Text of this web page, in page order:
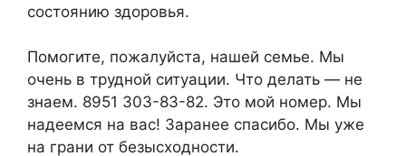
состоянию здоровья.
Помогите, пожалуйста, нашей семье. Мы
очень в трудной ситуации. Что делать — не
знаем. 8951 303-83-82. Это мой номер. ​Мы
надеемся на вас! Заранее спасибо. Мы уже
на грани от безысходности.